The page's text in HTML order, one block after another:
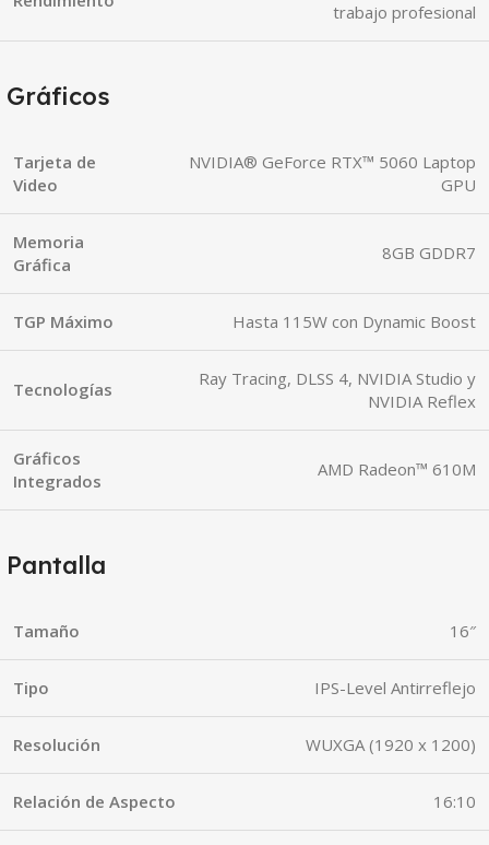
trabajo profesional
Gráficos
Tarjeta de
Video
NVIDIA® GeForce RTX™ 5060 Laptop
GPU
Memoria
Gráfica
8GB GDDR7
TGP Máximo Hasta 115W con Dynamic Boost
Tecnologías
Ray Tracing, DLSS 4, NVIDIA Studio y
NVIDIA Reflex
Gráficos
Integrados
AMD Radeon™ 610M
Pantalla
Tamaño 16″
Tipo IPS-Level Antirreflejo
Resolución WUXGA (1920 x 1200)
Relación de Aspecto 16:10